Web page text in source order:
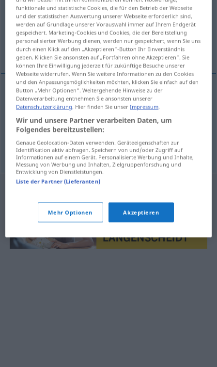
Übersicht aller Übersetzungen
(Für mehr Details die Übersetzung anklicken/antippen)
Ökonomie, Wirtschaftswissenschaft
Ökonomief ekonomie
Wirtschaftswissenschaft f ekonomie
ekonomie → siehe „ekonomičnost“
funktionale und statistische Cookies, die für den Betrieb der Webseite
und der statistischen Auswertung unserer Webseite erforderlich sind,
werden auf Grundlage unserer Vorauswahl immer auf Ihrem Endgerät
gespeichert. Marketing-Cookies und Cookies, die der Bereitstellung
personalisierter Werbung dienen, werden nur gespeichert, wenn Sie uns
durch einen Klick auf den „Akzeptieren“-Button Ihr Einverständnis
geben. Klicken Sie ansonsten auf „Fortfahren ohne Akzeptieren“. Sie
können Ihre Einwilligung jederzeit für zukünftige Besuche unserer
Webseite widerrufen. Wenn Sie weitere Informationen zu den Cookies
und den Anpassungsmöglichkeiten möchten, klicken Sie einfach auf den
Button „Mehr Optionen“. Weitergehende Hinweise zu der
Datenverarbeitung entnehmen Sie ansonsten unserer
Datenschutzerklärung. Hier finden Sie unserImpressum.
Wir und unsere Partner verarbeiten Daten, um
Folgendes bereitzustellen:
Genaue Geolocation-Daten verwenden. Geräteeigenschaften zur
Identifikation aktiv abfragen. Speichern von und/oder Zugriff auf
Informationen auf einem Gerät. Personalisierte Werbung und Inhalte,
Messung von Werbung und Inhalten, Zielgruppenforschung und
Entwicklung von Dienstleistungen.
Liste der Partner (Lieferanten)
Mehr Optionen Akzeptieren